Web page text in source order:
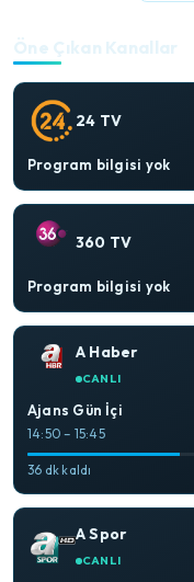
Öne Çıkan Kanallar
24 TV
Program bilgisi yok
360 TV
Program bilgisi yok
A Haber
CANLI
Ajans Gün İçi
14:50 – 15:45
36 dk kaldı
A Spor
CANLI